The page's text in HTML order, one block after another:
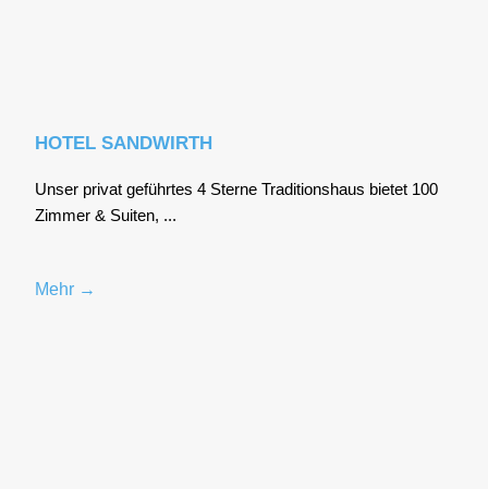
HOTEL SANDWIRTH
Unser pri­vat geführ­tes 4 Ster­ne Tra­di­ti­ons­haus bie­tet 100
Zim­mer & Sui­ten, ...
Mehr →